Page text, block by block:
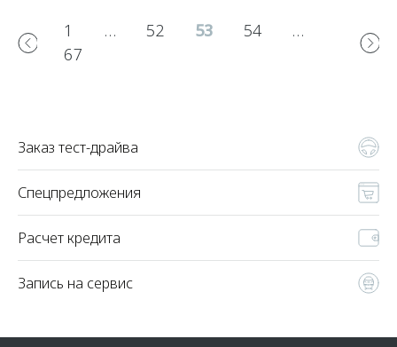
1 … 52 53 54
…
67
Заказ тест-драйва
Спецпредложения
Расчет кредита
Запись на сервис